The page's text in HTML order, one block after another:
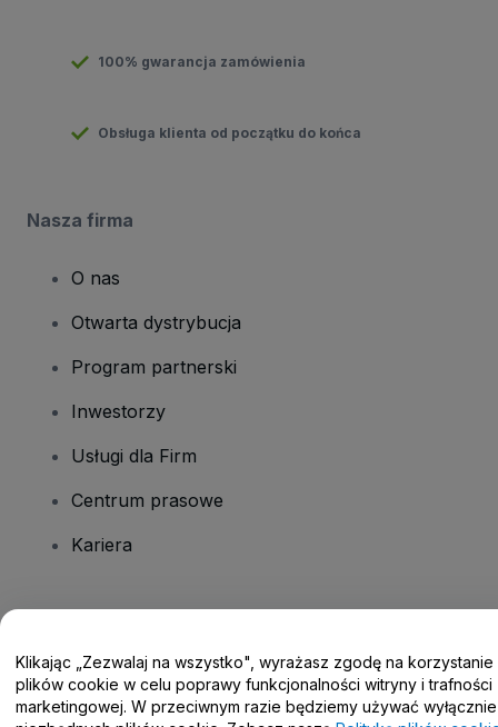
100% gwarancja zamówienia
Obsługa klienta od początku do końca
Nasza firma
O nas
Otwarta dystrybucja
Program partnerski
Inwestorzy
Usługi dla Firm
Centrum prasowe
Kariera
Centrum pomocy / Skontaktuj się z nami
Klikając „Zezwalaj na wszystko", wyrażasz zgodę na korzystanie
plików cookie w celu poprawy funkcjonalności witryny i trafności
marketingowej. W przeciwnym razie będziemy używać wyłącznie